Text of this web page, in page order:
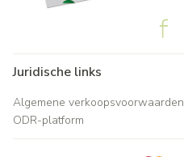
Juridische links
Algemene verkoopsvoorwaarden
ODR-platform